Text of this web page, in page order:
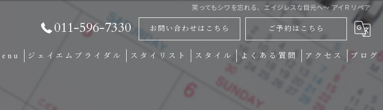
笑ってもシワを忘れる、エイジレスな目元へ～ アイＲリペア
011-596-7330 お問い合わせはこちら ご予約はこちら
ジェイエムブライダル スタイリスト スタイル よくある質問 アクセス ブログ